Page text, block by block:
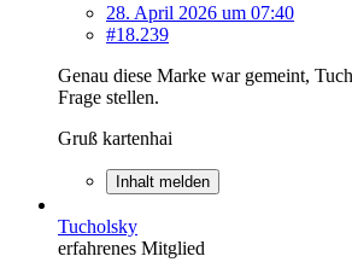
28. April 2026 um 07:40
#18.239
Genau diese Marke war gemeint,
Frage stellen.
Gruß kartenhai
Inhalt melden
Tucholsky
erfahrenes Mitglied